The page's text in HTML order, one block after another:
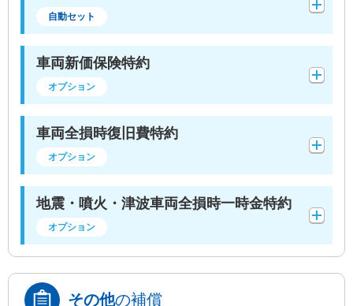
自動セット
車両新価保険特約
オプション
車両全損時復旧費特約
オプション
地震・噴火・津波車両全損時一時金特約
オプション
その他の補償